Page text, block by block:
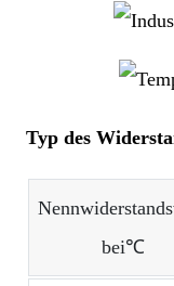
Typ des
bei℃